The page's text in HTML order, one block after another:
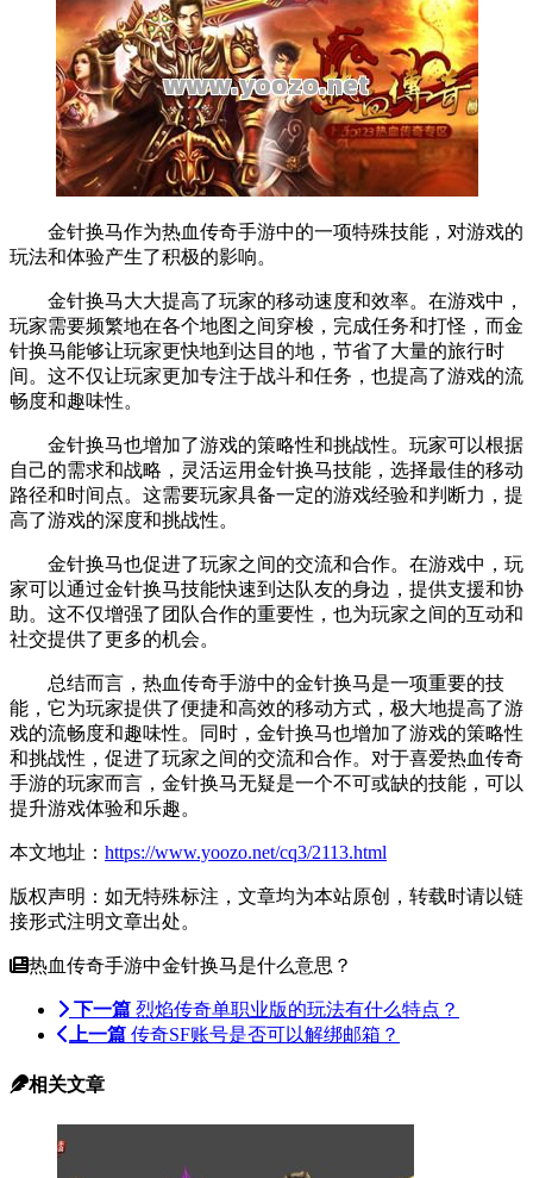
金针换马作为热血传奇手游中的一项特殊技能，对游戏的
玩法和体验产生了积极的影响。
金针换马大大提高了玩家的移动速度和效率。在游戏中，
玩家需要频繁地在各个地图之间穿梭，完成任务和打怪，而金
针换马能够让玩家更快地到达目的地，节省了大量的旅行时
间。这不仅让玩家更加专注于战斗和任务，也提高了游戏的流
畅度和趣味性。
金针换马也增加了游戏的策略性和挑战性。玩家可以根据
自己的需求和战略，灵活运用金针换马技能，选择最佳的移动
路径和时间点。这需要玩家具备一定的游戏经验和判断力，提
高了游戏的深度和挑战性。
金针换马也促进了玩家之间的交流和合作。在游戏中，玩
家可以通过金针换马技能快速到达队友的身边，提供支援和协
助。这不仅增强了团队合作的重要性，也为玩家之间的互动和
社交提供了更多的机会。
总结而言，热血传奇手游中的金针换马是一项重要的技
能，它为玩家提供了便捷和高效的移动方式，极大地提高了游
戏的流畅度和趣味性。同时，金针换马也增加了游戏的策略性
和挑战性，促进了玩家之间的交流和合作。对于喜爱热血传奇
手游的玩家而言，金针换马无疑是一个不可或缺的技能，可以
提升游戏体验和乐趣。
本文地址： https://www.yoozo.net/cq3/2113.html
版权声明：如无特殊标注，文章均为本站原创，转载时请以链
接形式注明文章出处。
热血传奇手游中金针换马是什么意思？
下一篇 烈焰传奇单职业版的玩法有什么特点？
上一篇 传奇SF账号是否可以解绑邮箱？
相关文章